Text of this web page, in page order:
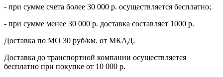
- при сумме счета более 30 000 р. осуществляется бесплатно;
- при сумме менее 30 000 р. доставка составляет 1000 р.
Доставка по МО 30 руб/км. от МКАД.
Доставка до транспортной компании осуществляется
бесплатно при покупке от 10 000 р.